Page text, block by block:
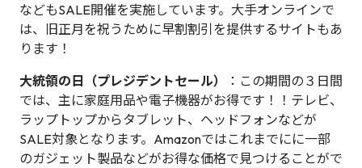
などもSALE開催を実施しています。大手オンラインで
は、旧正月を祝うために早割割引を提供するサイトもあ
ります！
大統領の日（プレジデントセール）
：この期間の３日間
では、主に家庭用品や電子機器がお得です！！テレビ、
ラップトップからタブレット、ヘッドフォンなどが
SALE対象となります。Amazonではこれまでにに一部
のガジェット製品などがお得な価格で見つけることがで